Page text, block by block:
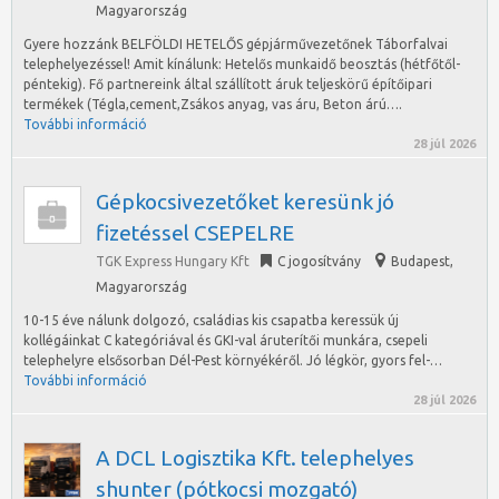
Magyarország
Gyere hozzánk BELFÖLDI HETELŐS gépjárművezetőnek Táborfalvai
telephelyezéssel! Amit kínálunk: Hetelős munkaidő beosztás (hétfőtől-
péntekig). Fő partnereink által szállított áruk teljeskörű építőipari
termékek (Tégla,cement,Zsákos anyag, vas áru, Beton árú….
További információ
28 júl 2026
Gépkocsivezetőket keresünk jó
fizetéssel CSEPELRE
TGK Express Hungary Kft C jogosítvány Budapest,
Magyarország
10-15 éve nálunk dolgozó, családias kis csapatba keressük új
kollégáinkat C kategóriával és GKI-val áruterítői munkára, csepeli
telephelyre elsősorban Dél-Pest környékéről. Jó légkör, gyors fel-…
További információ
28 júl 2026
A DCL Logisztika Kft. telephelyes
shunter (pótkocsi mozgató)